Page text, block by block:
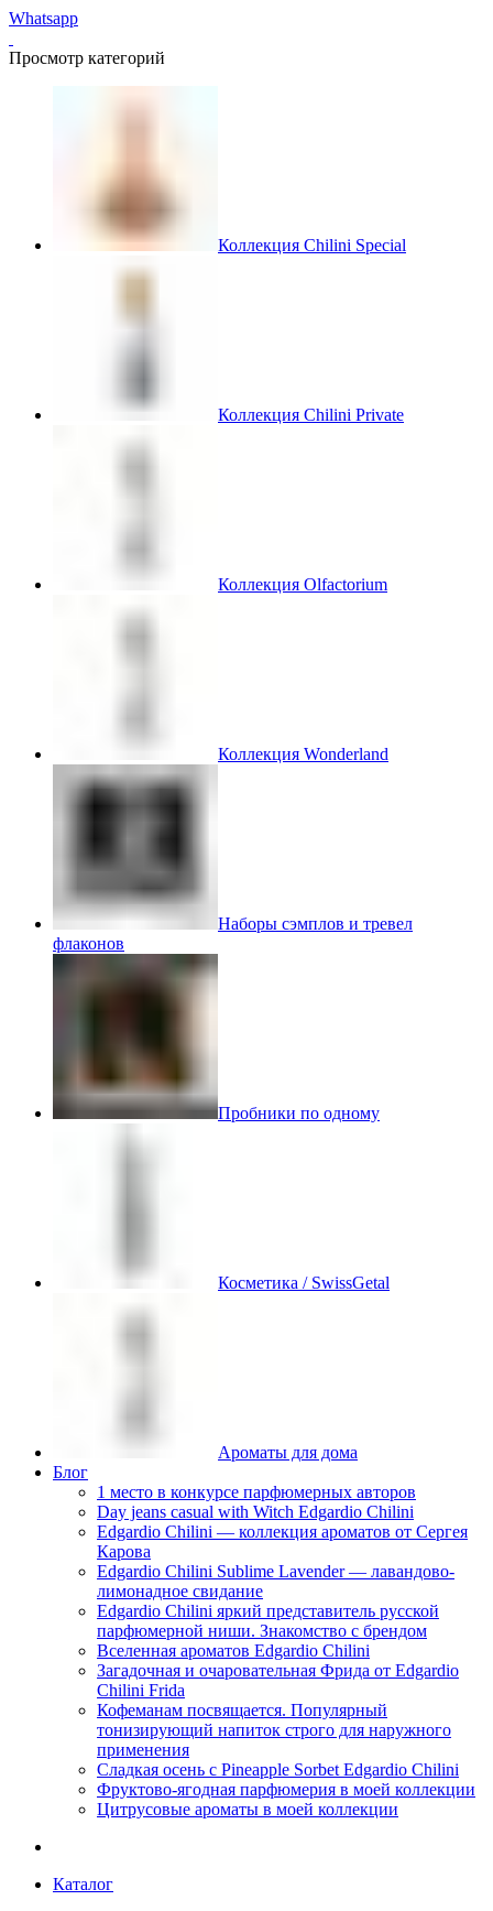
Whatsapp
Просмотр категорий
Коллекция Chilini Special
Коллекция Chilini Private
Коллекция Olfactorium
Коллекция Wonderland
Наборы сэмплов и тревел
флаконов
Пробники по одному
Косметика / SwissGetal
Ароматы для дома
Блог
1 место в конкурсе парфюмерных авторов
Day jeans casual with Witch Edgardio Chilini
Edgardio Chilini — коллекция ароматов от Сергея
Карова
Edgardio Chilini Sublime Lavender — лавандово-
лимонадное свидание
Edgardio Chilini яркий представитель русской
парфюмерной ниши. Знакомство с брендом
Вселенная ароматов Edgardio Chilini
Загадочная и очаровательная Фрида от Edgardio
Chilini Frida
Кофеманам посвящается. Популярный
тонизирующий напиток строго для наружного
применения
Сладкая осень с Pineapple Sorbet Edgardio Chilini
Фруктово-ягодная парфюмерия в моей коллекции
​Цитрусовые ароматы в моей коллекции
Каталог